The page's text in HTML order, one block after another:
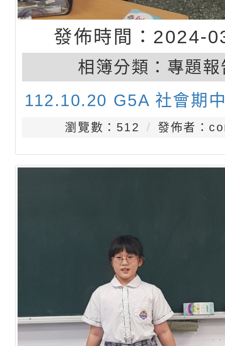
發佈時間：2024-
相簿分類： 專題報
112.10.20 G5A 社會期
瀏覽數：512 發佈者：